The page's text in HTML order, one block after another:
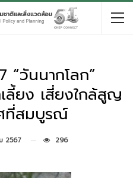
วันนากโลก”
ลี้ยง เสี่ยงใกล้สูญ
ที่สมบูรณ์
2567 296